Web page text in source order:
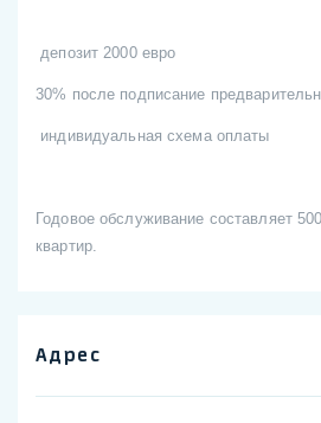
депозит 2000 евро
30% после подписание
индивидуальная схема оплаты
Годовое обслуживание составляет
квартир.
Адрес